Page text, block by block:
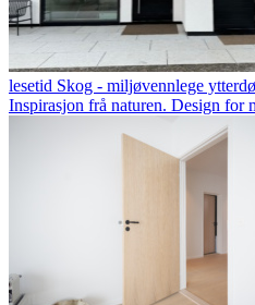
lesetid Skog - miljøvennlege
Inspirasjon frå naturen. Design for